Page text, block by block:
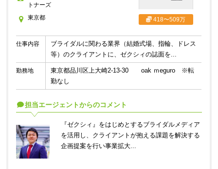
トナーズ
東京都
418〜509万
仕事内容
ブライダルに関わる業界（結婚式場、指輪、ドレス
等）のクライアントに、ゼクシィの誌面を...
勤務地
東京都品川区上大崎2-13-30 oak ｍeguro ※転
勤なし
担当エージェントからのコメント
『ゼクシィ』をはじめとするブライダルメディア
を活用し、クライアントが抱える課題を解決する
企画提案を行い事業拡大...